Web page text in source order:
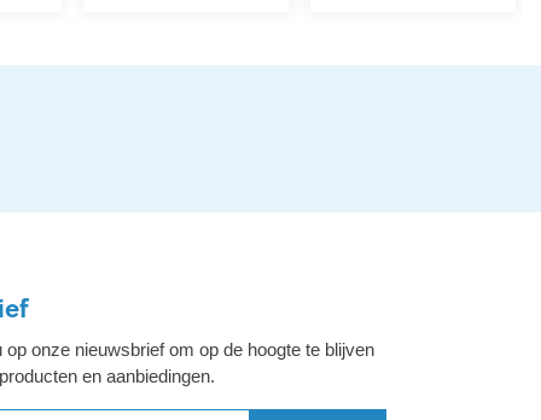
op onze nieuwsbrief om op de hoogte te blijven
en aanbiedingen.